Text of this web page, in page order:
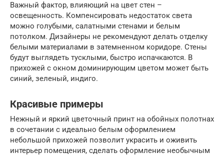
Важный фактор, влияющий на цвет стен –
освещенность. Компенсировать недостаток света
можно голубыми, салатными стенами и белым
потолком. Дизайнеры не рекомендуют делать отделку
белыми материалами в затемненном коридоре. Стены
будут выглядеть тусклыми, быстро испачкаются. В
прихожей с окном доминирующим цветом может быть
синий, зеленый, индиго.
Красивые примеры
Нежный и яркий цветочный принт на обойных полотнах
в сочетании с идеально белым оформлением
небольшой прихожей позволит украсить и оживить
интерьер помещения, сделать оформление необычным